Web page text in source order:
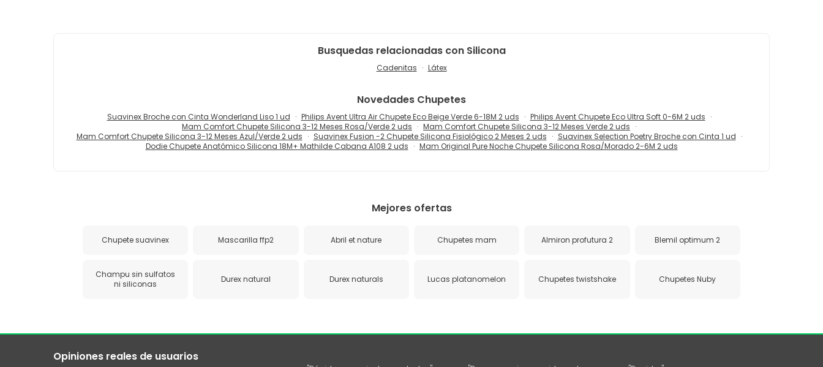
Busquedas relacionadas con Silicona
Cadenitas Látex
Novedades Chupetes
Suavinex Broche con Cinta Wonderland Liso 1 ud Philips Avent Ultra Air Chupete Eco Beige Verde 6-18M 2 uds
Philips Avent Chupete Eco Ultra Soft 0-6M 2 uds
Mam Comfort Chupete Silicona 3-12 Meses Rosa/Verde 2 uds
Mam Comfort Chupete Silicona 3-12 Meses Verde 2 uds
Mam Comfort Chupete Silicona 3-12 Meses Azul/Verde 2 uds
Suavinex Fusion -2 Chupete Silicona Fisiológico 2 Meses 2 uds
Suavinex Selection Poetry Broche con Cinta 1 ud
Dodie Chupete Anatómico Silicona 18M+ Mathilde Cabana A108 2 uds
Mam Original Pure Noche Chupete Silicona Rosa/Morado 2-6M 2 uds
Mejores ofertas
Chupete suavinex Mascarilla ffp2 Abril et nature Chupetes mam Almiron profutura 2 Blemil optimum 2
Champu sin sulfatos
ni siliconas
Durex natural Durex naturals Lucas platanomelon Chupetes twistshake Chupetes Nuby
Opiniones reales de usuarios